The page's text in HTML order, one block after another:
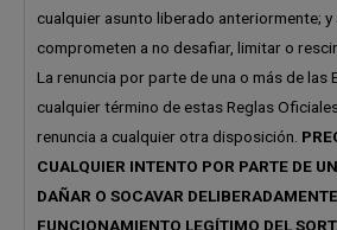
cualquier asunto liberado anteriormente; y
comprometen a no desafiar, limitar o
La renuncia por parte de una o más de las
cualquier término de estas Reglas
renuncia a cualquier otra disposición.
CUALQUIER INTENTO POR PARTE DE
DAÑAR O SOCAVAR
FUNCIONAMIENTO LEGÍTIMO DEL